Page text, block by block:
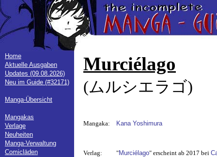
Home
Aktuelle Ausgaben
Updates (09.08.2026)
Neu im Guide (#32171)
Manga-Übersicht
Mangakas
Verlage
Neuheiten
Manga-Verwaltung
Comicläden
Murciélago
(ムルシエラゴ)
Mangaka: Kana Yoshimura
Verlag: "Murciélago" erscheint ab 2017 bei